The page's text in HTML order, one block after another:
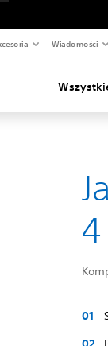
Wiadomości
4